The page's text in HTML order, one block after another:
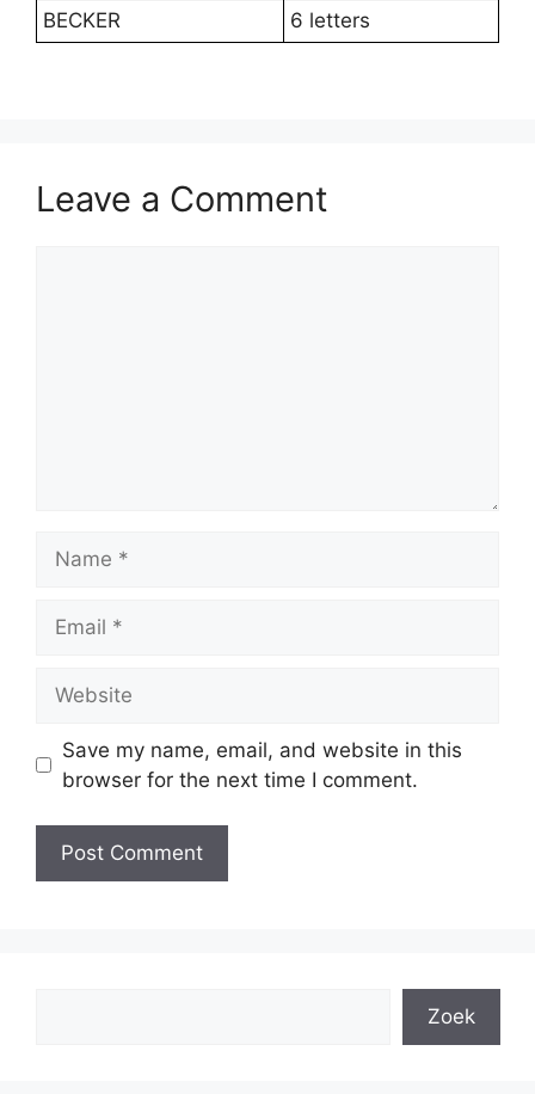
BECKER
6 letters
Leave a Comment
Save my name, email, and website in this
browser for the next time I comment.
Zoek